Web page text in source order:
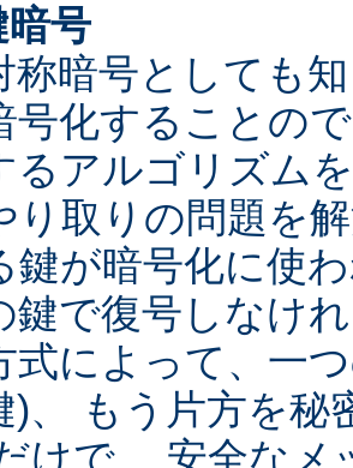
号
称暗号としても
号化することの
るアルゴリズム
り取りの問題を
鍵が暗号化に使
鍵で復号しなけ
式によって、一
)、 もう片方を秘
けで、 安全なメ